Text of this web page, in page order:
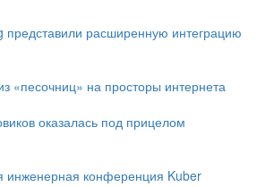
расширенную интеграцию
«песочниц» на просторы интернета
оказалась под прицелом
инженерная конференция Kuber